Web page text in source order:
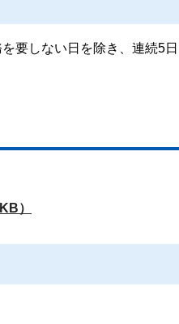
要しない日を除き、連続5
）